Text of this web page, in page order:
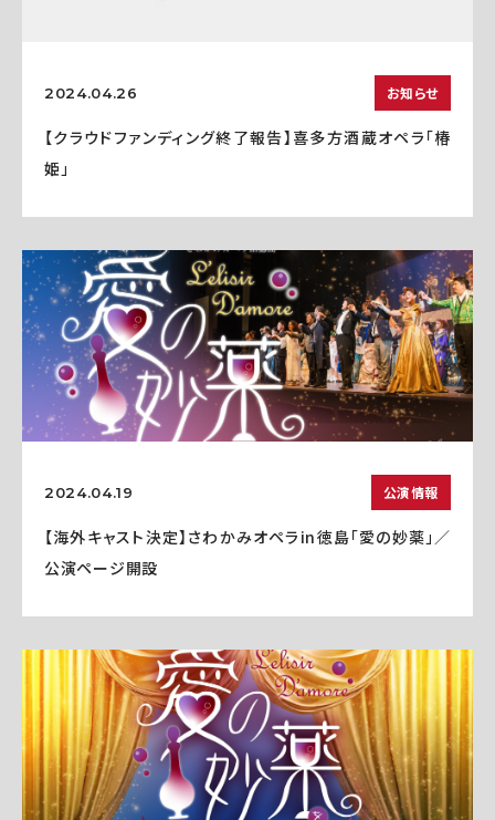
2024.04.26 お知らせ
【クラウドファンディング終了報告】喜多方酒蔵オペラ「椿
姫」
2024.04.19 公演情報
【海外キャスト決定】さわかみオペラin徳島「愛の妙薬」／
公演ページ開設